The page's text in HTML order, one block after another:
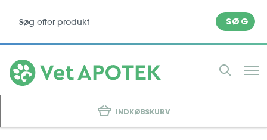
SØG
INDKØBSKURV